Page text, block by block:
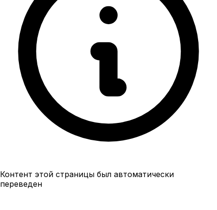
Контент этой страницы был автоматически
переведен